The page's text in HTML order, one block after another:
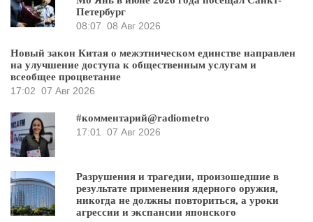
Петербург
08:07 08 Авг 2026
Новый закон Китая о межэтническом единстве направлен
на улучшение доступа к общественным услугам и
всеобщее процветание
17:02 07 Авг 2026
#комментарий@radiometro
17:01 07 Авг 2026
Разрушения и трагедии, произошедшие в
результате применения ядерного оружия,
никогда не должны повториться, а уроки
агрессии и экспансии японского